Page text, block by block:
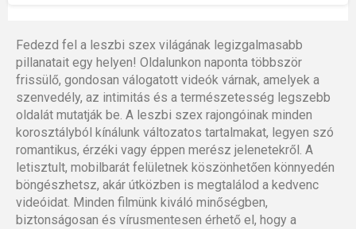
Fedezd fel a leszbi szex világának legizgalmasabb
pillanatait egy helyen! Oldalunkon naponta többször
frissülő, gondosan válogatott videók várnak, amelyek a
szenvedély, az intimitás és a természetesség legszebb
oldalát mutatják be. A leszbi szex rajongóinak minden
korosztályból kínálunk változatos tartalmakat, legyen szó
romantikus, érzéki vagy éppen merész jelenetekről. A
letisztult, mobilbarát felületnek köszönhetően könnyedén
böngészhetsz, akár útközben is megtalálod a kedvenc
videóidat. Minden filmünk kiváló minőségben,
biztonságosan és vírusmentesen érhető el, hogy a